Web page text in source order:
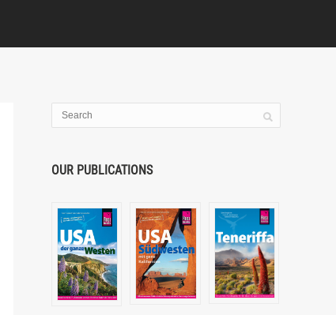
OUR PUBLICATIONS